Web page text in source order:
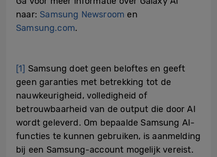
naar: Samsung Newsroom en
Samsung.com.
[1] Samsung doet geen beloftes en geeft
geen garanties met betrekking tot de
nauwkeurigheid, volledigheid of
betrouwbaarheid van de output die door AI
wordt geleverd. Om bepaalde Samsung AI-
functies te kunnen gebruiken, is aanmelding
bij een Samsung-account mogelijk vereist.